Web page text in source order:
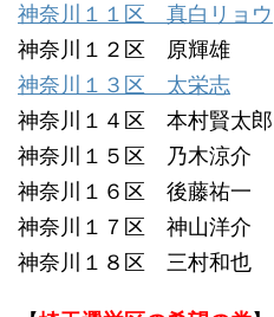
神奈川１１区 真白リョウ
神奈川１２区 原輝雄
神奈川１３区 太栄志
神奈川１４区 本村賢太郎
神奈川１５区 乃木涼介
神奈川１６区 後藤祐一
神奈川１７区 神山洋介
神奈川１８区 三村和也